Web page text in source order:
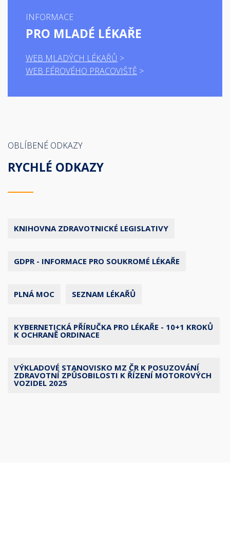
INFORMACE
PRO MLADÉ LÉKAŘE
WEB MLADÝCH LÉKAŘŮ
WEB FÉROVÉHO PRACOVIŠTĚ
OBLÍBENÉ ODKAZY
RYCHLÉ ODKAZY
KNIHOVNA ZDRAVOTNICKÉ LEGISLATIVY
GDPR - INFORMACE PRO SOUKROMÉ LÉKAŘE
PLNÁ MOC SEZNAM LÉKAŘŮ
KYBERNETICKÁ PŘÍRUČKA PRO LÉKAŘE - 10+1 KROKŮ
K OCHRANĚ ORDINACE
VÝKLADOVÉ STANOVISKO MZ ČR K POSUZOVÁNÍ
ZDRAVOTNÍ ZPŮSOBILOSTI K ŘÍZENÍ MOTOROVÝCH
VOZIDEL 2025